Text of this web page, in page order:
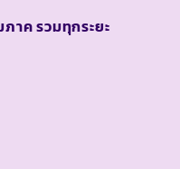
าค รวมทุกระยะ